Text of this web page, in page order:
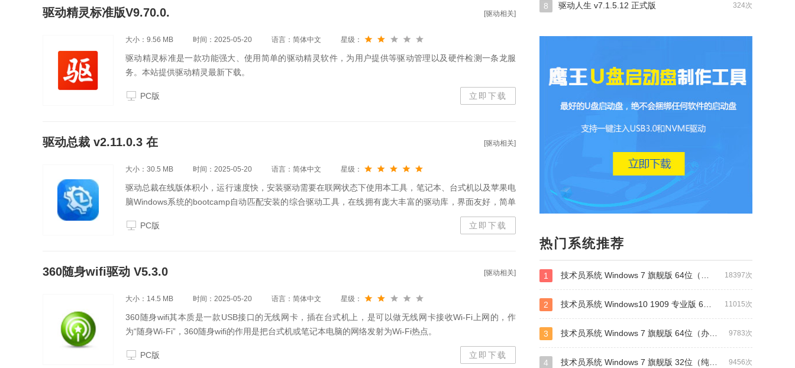
[驱动相关]
驱动精灵标准版V9.70.0.
大小：9.56 MB 时间：2025-05-20 语言：简体中文 星级：
驱动精灵标准是一款功能强大、使用简单的驱动精灵软件，为用户提供等驱动管理以及硬件检测一条龙服
务。本站提供驱动精灵最新下载。
PC版 立即下载
[驱动相关]
驱动总裁 v2.11.0.3 在
大小：30.5 MB 时间：2025-05-20 语言：简体中文 星级：
驱动总裁在线版体积小，运行速度快，安装驱动需要在联网状态下使用本工具，笔记本、台式机以及苹果电
脑Windows系统的bootcamp自动匹配安装的综合驱动工具，在线拥有庞大丰富的驱动库，界面友好，简单
PC版
立即下载
[驱动相关]
360随身wifi驱动 V5.3.0
大小：14.5 MB 时间：2025-05-20 语言：简体中文 星级：
360随身wifi其本质是一款USB接口的无线网卡，插在台式机上，是可以做无线网卡接收Wi-Fi上网的，作
为“随身Wi-Fi”，360随身wifi的作用是把台式机或笔记本电脑的网络发射为Wi-Fi热点。
PC版 立即下载
324次
8 驱动人生 v7.1.5.12 正式版
热门系统推荐
18397次
1 技术员系统 Windows 7 旗舰版 64位（纯净版）
11015次
2 技术员系统 Windows10 1909 专业版 64位
9783次
3 技术员系统 Windows 7 旗舰版 64位（办公版）
9456次
4 技术员系统 Windows 7 旗舰版 32位（纯净版）